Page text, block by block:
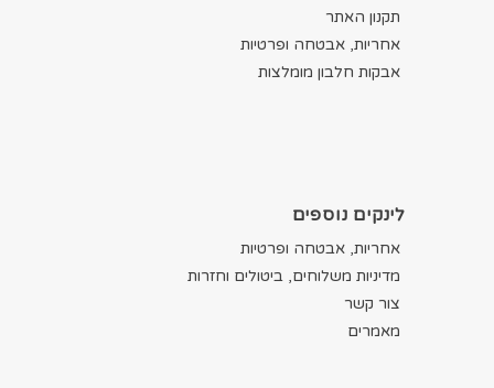
תקנון האתר
אחריות, אבטחה ופרטיות
אבקות חלבון מומלצות
לינקים נוספים
אחריות, אבטחה ופרטיות
מדיניות משלוחים, ביטולים וחזרות
צור קשר
מאמרים